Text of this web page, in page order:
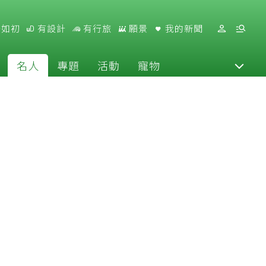
初 有設計 有行旅 願景 我的新聞
名人 專題 活動 寵物